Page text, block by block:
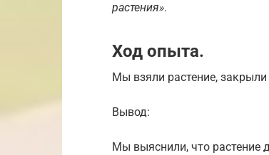
растения».
Ход опыта.
Мы взяли растение, закрыли
Вывод:
Мы выяснили, что растение